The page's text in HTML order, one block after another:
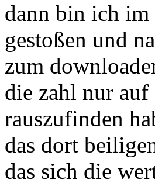
dann bin ich
gestoßen und
zum
die zahl nur auf
rauszufinden
das dort
das sich die